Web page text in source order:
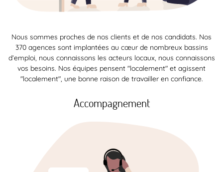
Nous sommes proches de nos clients et de nos candidats. Nos
370 agences sont implantées au cœur de nombreux bassins
d’emploi, nous connaissons les acteurs locaux, nous connaissons
vos besoins. Nos équipes pensent "localement" et agissent
"localement", une bonne raison de travailler en confiance.
Accompagnement